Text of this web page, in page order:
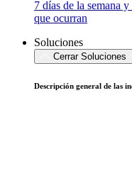
7 días de la semana
que ocurran
Soluciones
Cerrar Soluciones
Descripción general de las